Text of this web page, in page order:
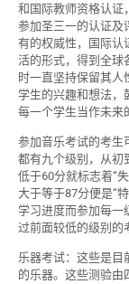
和国际教师资格认证
参加圣三一的认证及
有的权威性，国际认
活的形式，得到全球
时一直坚持保留其人
学生的兴趣和想法，
每一个学生当作未来
参加音乐考试的考生
都有九个级别，从初
低于60分就标志着“
大于等于87分便是“
学习进度而参加每一
过前面较低的级别的
乐器考试：这些是目
的乐器。这些测验由